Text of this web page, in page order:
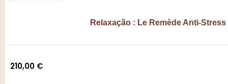
Relaxação : Le Remède Anti-Stress
210,00 €